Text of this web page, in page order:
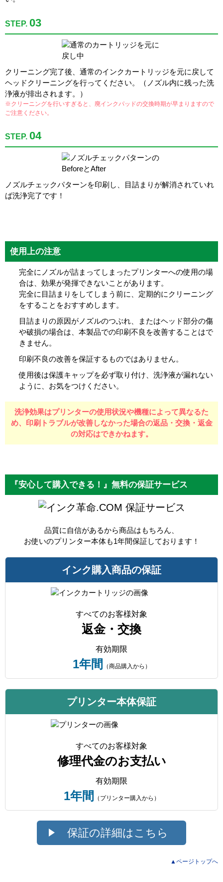
STEP. 03
クリーニング完了後、通常のインクカートリッジを元に戻して
ヘッドクリーニングを行ってください。（ノズル内に残った洗
浄液が排出されます。）
※クリーニングを行いすぎると、廃インクパッドの交換時期が早まりますので
ご注意ください。
STEP. 04
ノズルチェックパターンを印刷し、目詰まりが解消されていれ
ば洗浄完了です！
使用上の注意
完全にノズルが詰まってしまったプリンターへの使用の場
合は、効果が発揮できないことがあります。
完全に目詰まりをしてしまう前に、定期的にクリーニング
をすることをおすすめします。
目詰まりの原因がノズルのつぶれ、またはヘッド部分の傷
や破損の場合は、本製品での印刷不良を改善することはで
きません。
印刷不良の改善を保証するものではありません。
使用後は保護キャップを必ず取り付け、洗浄液が漏れない
ように、お気をつけください。
洗浄効果はプリンターの使用状況や機種によって異なるた
め、 印刷トラブルが改善しなかった場合の返品・交換・返金
の対応はできかねます。
『安心して購入できる！』無料の保証サービス
保証サービス
品質に自信があるから商品はもちろん、
お使いのプリンター本体も1年間保証しております！
インク購入商品の保証
すべてのお客様対象
返金・交換
有効期限
1年間 （商品購入から）
プリンター本体保証
すべてのお客様対象
修理代金のお支払い
有効期限
1年間 （プリンター購入から）
保証の詳細はこちら
▲ページトップへ